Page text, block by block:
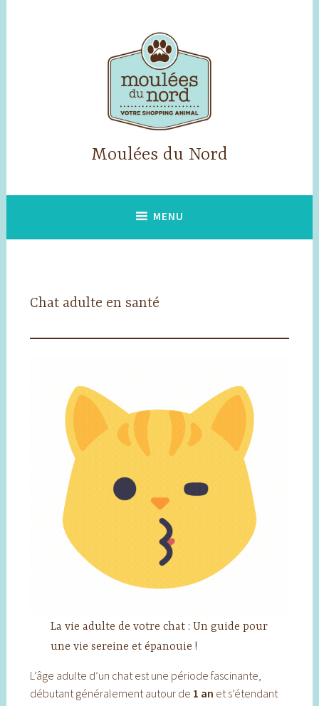
Moulées du Nord
MENU
Chat adulte en santé
La vie adulte de votre chat : Un guide pour
une vie sereine et épanouie !
L’âge adulte d’un chat est une période fascinante,
débutant généralement autour de 1 an et s’étendant